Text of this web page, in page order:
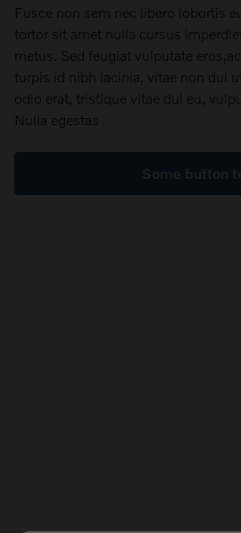
Fusce non sem nec libero lobortis
tortor sit amet nulla cursus
metus. Sed feugiat vulputate
turpis id nibh lacinia, vitae non dui
odio erat, tristique vitae dui eu,
Nulla egestas
Some button